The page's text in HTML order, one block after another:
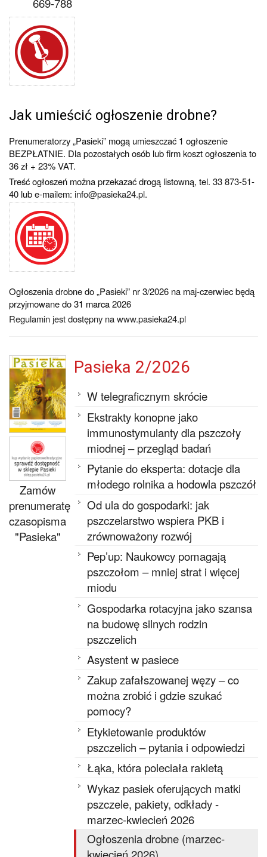
669-788
Jak umieścić ogłoszenie drobne?
Prenumeratorzy „Pasieki” mogą umieszczać 1 ogłoszenie
BEZPŁATNIE. Dla pozostałych osób lub firm koszt ogłoszenia to
36 zł + 23% VAT.
Treść ogłoszeń można przekazać drogą listowną, tel. 33 873-51-
40 lub e-mailem: info@pasieka24.pl.
Ogłoszenia drobne do „Pasieki” nr 3/2026 na maj-czerwiec będą
przyjmowane do31 marca2026
Regulamin jest dostępny na www.pasieka24.pl
Zamów
prenumeratę
czasopisma
"Pasieka"
Pasieka 2/2026
W telegraficznym skrócie
Ekstrakty konopne jako
immunostymulanty dla pszczoły
miodnej – przegląd badań
Pytanie do eksperta: dotacje dla
młodego rolnika a hodowla pszczół
Od ula do gospodarki: jak
pszczelarstwo wspiera PKB i
zrównoważony rozwój
Pep’up: Naukowcy pomagają
pszczołom – mniej strat i więcej
miodu
Gospodarka rotacyjna jako szansa
na budowę silnych rodzin
pszczelich
Asystent w pasiece
Zakup zafałszowanej węzy – co
można zrobić i gdzie szukać
pomocy?
Etykietowanie produktów
pszczelich – pytania i odpowiedzi
Łąka, która poleciała rakietą
Wykaz pasiek oferujących matki
pszczele, pakiety, odkłady -
marzec-kwiecień 2026
Ogłoszenia drobne (marzec-